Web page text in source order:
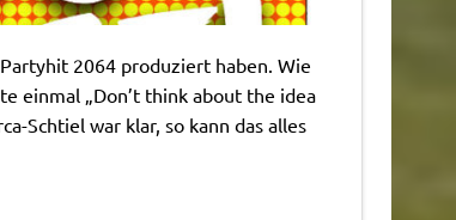
2064 produziert haben. Wie
einmal „Don’t think about the idea
Schtiel war klar, so kann das alles